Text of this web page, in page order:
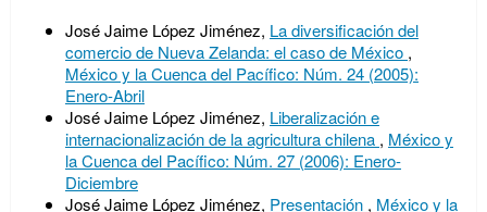
José Jaime López Jiménez, La diversificación del
comercio de Nueva Zelanda: el caso de México ,
México y la Cuenca del Pacífico: Núm. 24 (2005):
Enero-Abril
José Jaime López Jiménez, Liberalización e
internacionalización de la agricultura chilena , México y
la Cuenca del Pacífico: Núm. 27 (2006): Enero-
Diciembre
José Jaime López Jiménez, Presentación , México y la